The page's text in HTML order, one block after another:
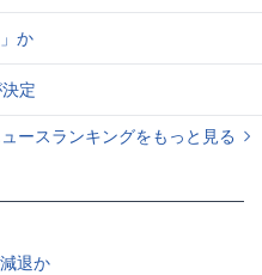
か
定
ースランキングをもっと見る
退か